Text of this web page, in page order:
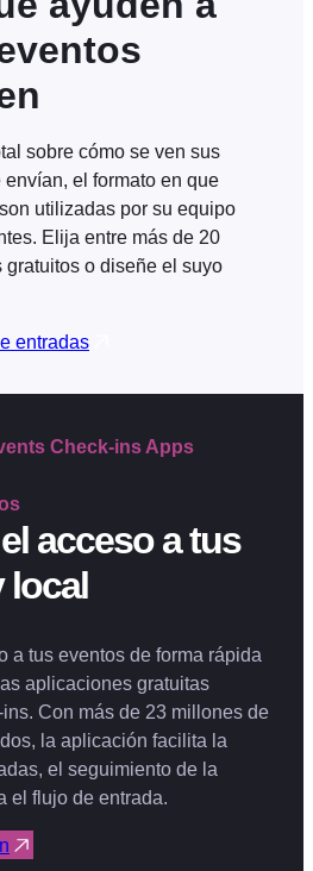
sobre cómo se ven sus
el formato en que
utilizadas por su equipo
Elija entre más de 20
gratuitos o diseñe el suyo
entradas
acceso a tus
local
a tus eventos de forma rápida
aplicaciones gratuitas
Con más de 23 millones de
la aplicación facilita la
el seguimiento de la
el flujo de entrada.